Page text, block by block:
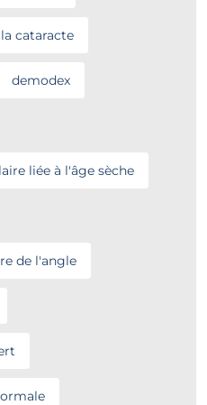
cataracte
demodex
liée à l'âge sèche
de l'angle